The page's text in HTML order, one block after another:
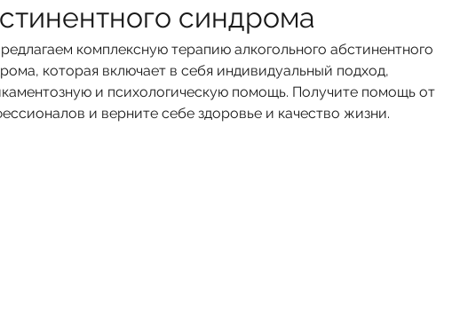
синдрома
комплексную терапию алкогольного абстинентного
которая включает в себя индивидуальный подход,
и психологическую помощь. Получите помощь от
и верните себе здоровье и качество жизни.